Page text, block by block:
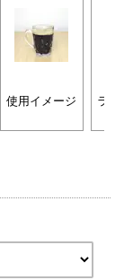
使用イメージ ライ